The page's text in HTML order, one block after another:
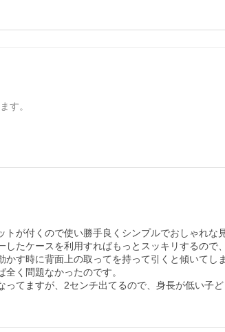
す。
トが付くので使い勝手良くシンプルでおしゃれ
たケースを利用すればもっとスッキリするの
す時に背面上の取ってを持って引くと傾いてし
く問題なかったのです。
てますが、2センチ出てるので、身長が低い子